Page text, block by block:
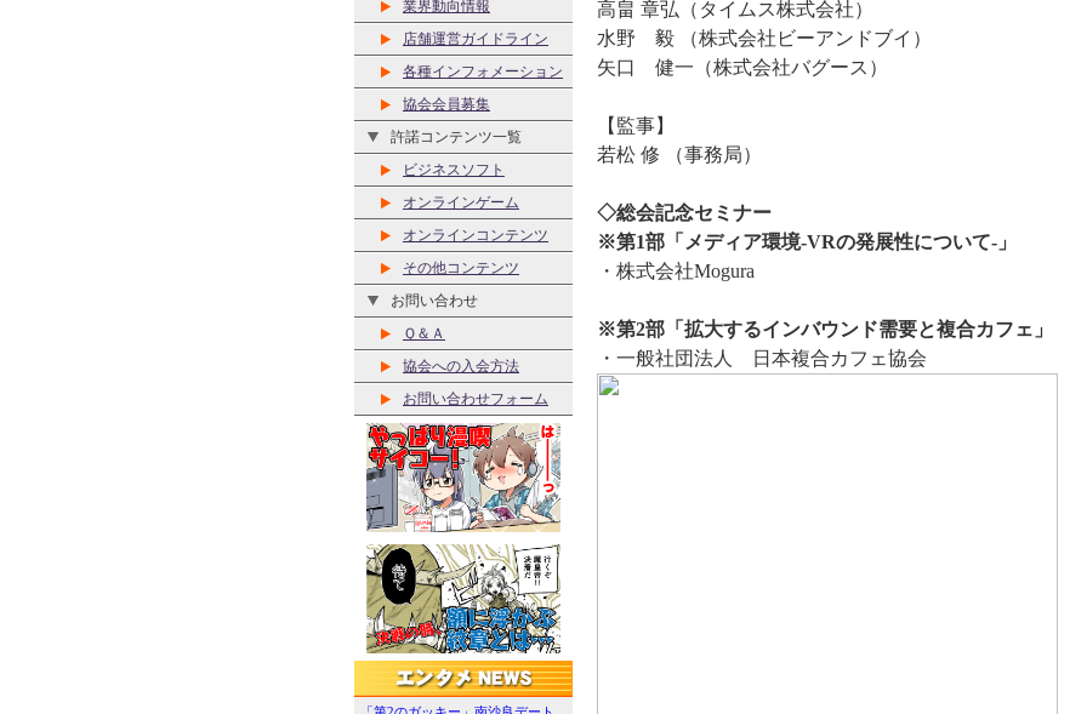
業界動向情報
店舗運営ガイドライン
各種インフォメーション
協会会員募集
許諾コンテンツ一覧
ビジネスソフト
オンラインゲーム
オンラインコンテンツ
その他コンテンツ
お問い合わせ
Ｑ＆Ａ
協会への入会方法
お問い合わせフォーム
高畠 章弘（タイムス株式会社）
水野 毅 （株式会社ビーアンドブイ）
矢口 健一（株式会社バグース）
【監事】
若松 修 （事務局）
◇総会記念セミナー
※第1部「メディア環境-VRの発展性について-」
・株式会社Mogura
※第2部「拡大するインバウンド需要と複合カフェ」
・一般社団法人 日本複合カフェ協会